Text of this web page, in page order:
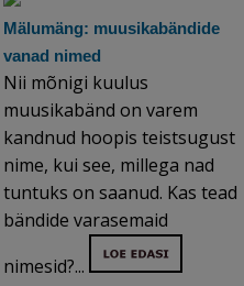
Mälumäng: muusikabändide
vanad nimed
Nii mõnigi kuulus
muusikabänd on varem
kandnud hoopis teistsugust
nime, kui see, millega nad
tuntuks on saanud. Kas tead
bändide varasemaid
nimesid?...